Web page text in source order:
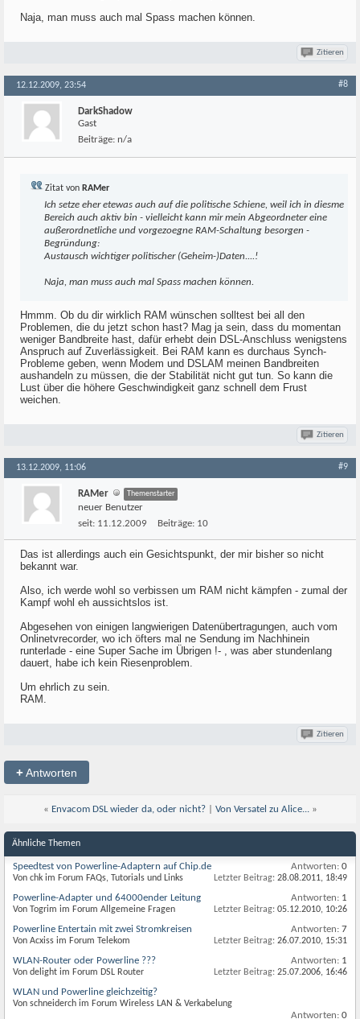
Naja, man muss auch mal Spass machen können.
Zitieren
12.12.2009, 23:54 #8
DarkShadow
Gast
Beiträge: n/a
Zitat von RAMer
Ich setze eher etewas auch auf die politische Schiene, weil ich in diesme
Bereich auch aktiv bin - vielleicht kann mir mein Abgeordneter eine
außerordnetliche und vorgezoegne RAM-Schaltung besorgen -
Begründung:
Austausch wichtiger politischer (Geheim-)Daten....!
Naja, man muss auch mal Spass machen können.
Hmmm. Ob du dir wirklich RAM wünschen solltest bei all den
Problemen, die du jetzt schon hast? Mag ja sein, dass du momentan
weniger Bandbreite hast, dafür erhebt dein DSL-Anschluss wenigstens
Anspruch auf Zuverlässigkeit. Bei RAM kann es durchaus Synch-
Probleme geben, wenn Modem und DSLAM meinen Bandbreiten
aushandeln zu müssen, die der Stabilität nicht gut tun. So kann die
Lust über die höhere Geschwindigkeit ganz schnell dem Frust
weichen.
Zitieren
13.12.2009, 11:06 #9
RAMer Themenstarter
neuer Benutzer
seit: 11.12.2009 Beiträge: 10
Das ist allerdings auch ein Gesichtspunkt, der mir bisher so nicht
bekannt war.
Also, ich werde wohl so verbissen um RAM nicht kämpfen - zumal der
Kampf wohl eh aussichtslos ist.
Abgesehen von einigen langwierigen Datenübertragungen, auch vom
Onlinetvrecorder, wo ich öfters mal ne Sendung im Nachhinein
runterlade - eine Super Sache im Übrigen !- , was aber stundenlang
dauert, habe ich kein Riesenproblem.
Um ehrlich zu sein.
RAM.
Zitieren
+Antworten
« Envacom DSL wieder da, oder nicht?| Von Versatel zu Alice... »
Ähnliche Themen
Speedtest von Powerline-Adaptern auf Chip.de
Von chk im Forum FAQs, Tutorials und Links
Antworten: 0
Letzter Beitrag: 28.08.2011, 18:49
Powerline-Adapter und 64000ender Leitung
Von Togrim im Forum Allgemeine Fragen
Antworten: 1
Letzter Beitrag: 05.12.2010, 10:26
Powerline Entertain mit zwei Stromkreisen
Von Acxiss im Forum Telekom
Antworten: 7
Letzter Beitrag: 26.07.2010, 15:31
WLAN-Router oder Powerline ???
Von delight im Forum DSL Router
Antworten: 1
Letzter Beitrag: 25.07.2006, 16:46
WLAN und Powerline gleichzeitig?
Von schneiderch im Forum Wireless LAN & Verkabelung
Antworten: 0